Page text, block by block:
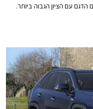
הדגם עם הציון הגבוה ביותר.
ונמכרים גם בישראל.